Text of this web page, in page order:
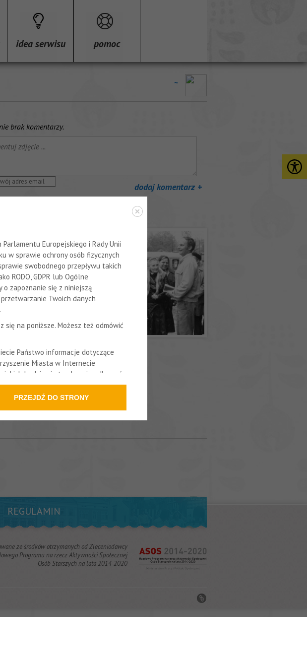
idea serwisu pomoc
~
brak komentarzy.
REGULAMIN
ze środków otrzymanych od Zleceniodawcy
Programu na rzecz Aktywności Społecznej
Osób Starszych na lata 2014-2020
Europejskiego i Rady Unii
w sprawie ochrony osób fizycznych
swobodnego przepływu takich
RODO, GDPR lub Ogólne
o zapoznanie się z niniejszą
Twoich danych
się na poniższe. Możesz też odmówić
Państwo informacje dotyczące
Miasta w Internecie
jakich będzie się to obecnie odbywać.
działań.
PRZEJDŹ DO STRONY